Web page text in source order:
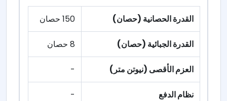
القدرة الحصانية (حصان) 150 حصان
القدرة الجبائية (حصان) 8 حصان
العزم الأقصى (نيوتن متر) -
نظام الدفع -